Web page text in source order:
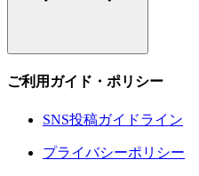
ご利用ガイド・ポリシー
SNS投稿ガイドライン
プライバシーポリシー